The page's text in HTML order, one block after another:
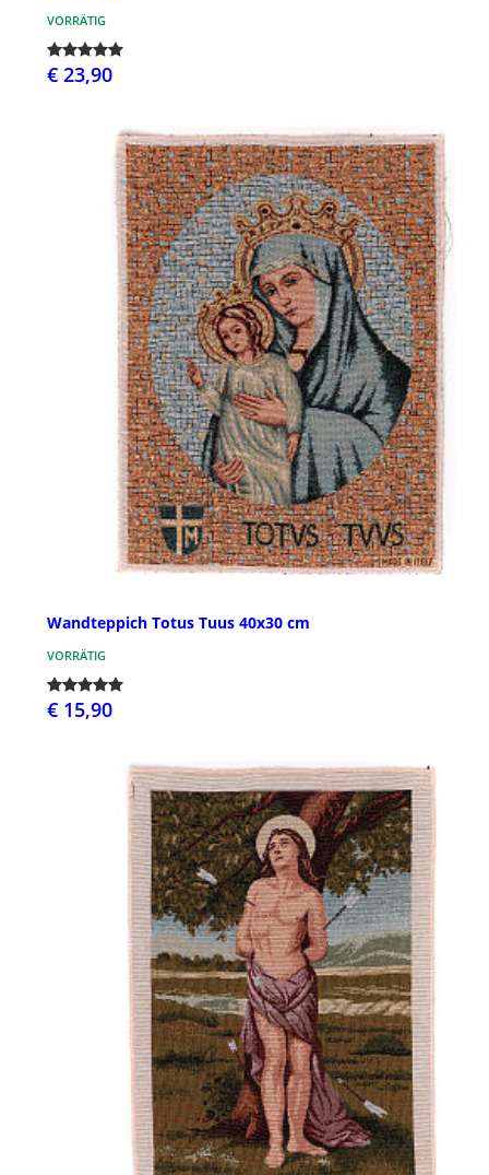
VORRÄTIG
€ 23,90
Wandteppich Totus Tuus 40x30 cm
VORRÄTIG
€ 15,90